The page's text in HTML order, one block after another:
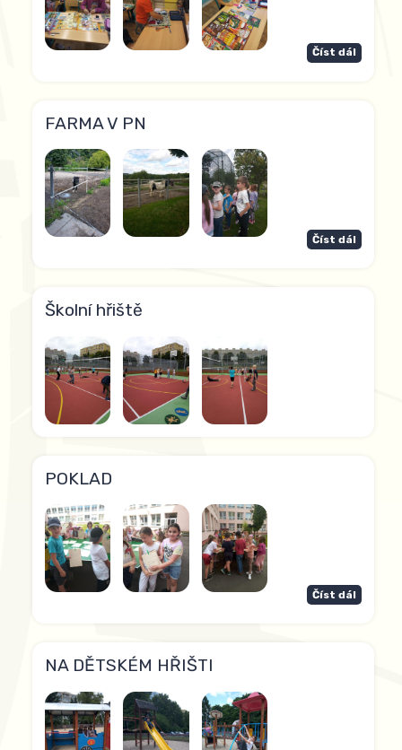
Číst dál
FARMA V PN
Číst dál
Školní hřiště
POKLAD
Číst dál
NA DĚTSKÉM HŘIŠTI